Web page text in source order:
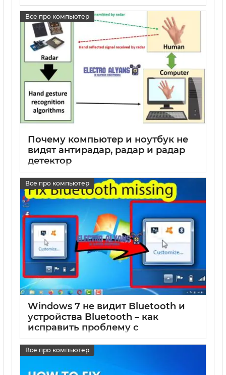
Все про компьютер
Почему компьютер и ноутбук не
видят антирадар, радар и радар
детектор
Все про компьютер
Windows 7 не видит Bluetooth и
устройства Bluetooth – как
исправить проблему с
подключением
17 05 2025 0
Все про компьютер